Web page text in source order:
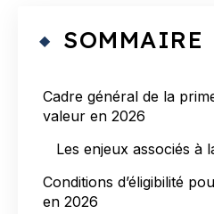
SOMMAIRE
Cadre général de la
valeur en 2026
Les enjeux associés à
Conditions d’éligibilité
en 2026